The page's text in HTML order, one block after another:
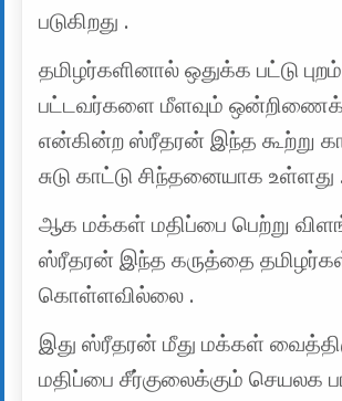
படுகிறது .
தமிழர்களினால் ஒதுக்க பட்டு
பட்டவர்களை மீளவும்
என்கின்ற ஸ்ரீதரன் இந்த கூற்று
சுடு காட்டு சிந்தனையாக உள்ளது .
ஆக மக்கள் மதிப்பை பெற்று
ஸ்ரீதரன் இந்த கருத்தை
கொள்ளவில்லை .
இது ஸ்ரீதரன் மீது மக்கள்
மதிப்பை சீர்குலைக்கும் செயலக